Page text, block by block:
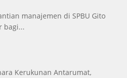
manajemen di SPBU Gito
bagi...
Kerukunan Antarumat,